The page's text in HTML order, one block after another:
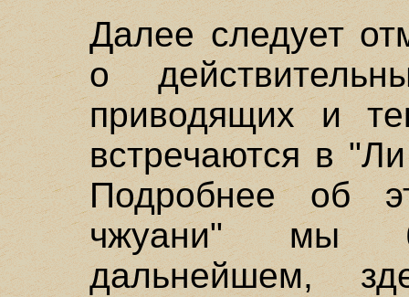
Далее следует
о
приводящих и
встречаются в
Подробнее об
чжуани" мы
дальнейшем,